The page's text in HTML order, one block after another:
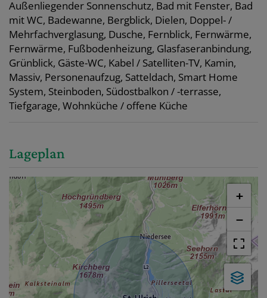
Außenliegender Sonnenschutz Bad mit Fenster Bad
mit WC Badewanne Bergblick Dielen Doppel- /
Mehrfachverglasung Dusche Fernblick Fernwärme
Fernwärme Fußbodenheizung Glasfaseranbindung
Grünblick Gäste-WC Kabel / Satelliten-TV Kamin
Massiv Personenaufzug Satteldach Smart Home
System Steinboden Südostbalkon / -terrasse
Tiefgarage Wohnküche / offene Küche
Lageplan
+
−